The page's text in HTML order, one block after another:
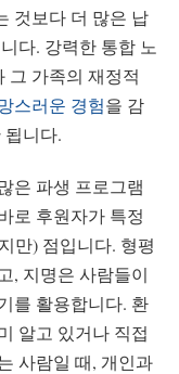
것보다 더 많은 납
다. 강력한 통합 노
그 가족의 재정적
스러운 경험을 감
니다.
은 파생 프로그램
로 후원자가 특정
만) 점입니다. 형평
, 지명은 사람들이
를 활용합니다. 환
알고 있거나 직접
사람일 때, 개인과